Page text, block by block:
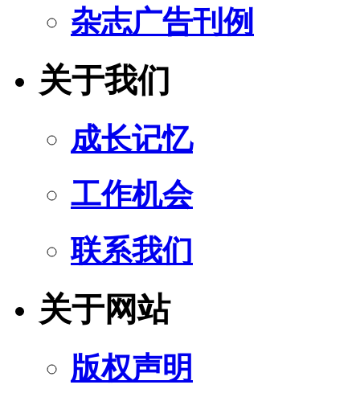
杂志广告刊例
关于我们
成长记忆
工作机会
联系我们
关于网站
版权声明